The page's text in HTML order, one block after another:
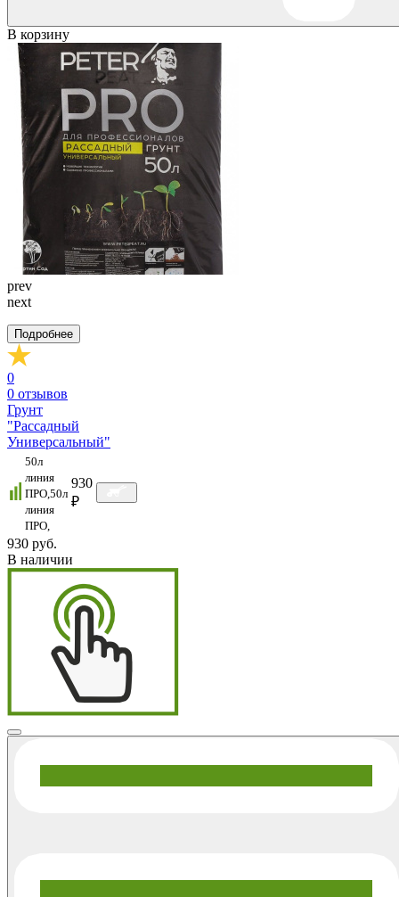
В корзину
prev
next
Подробнее
0
0 отзывов
Грунт
"Рассадный
Универсальный"
50л
линия
ПРО,50л
линия
ПРО,
930
₽
930 руб.
В наличии